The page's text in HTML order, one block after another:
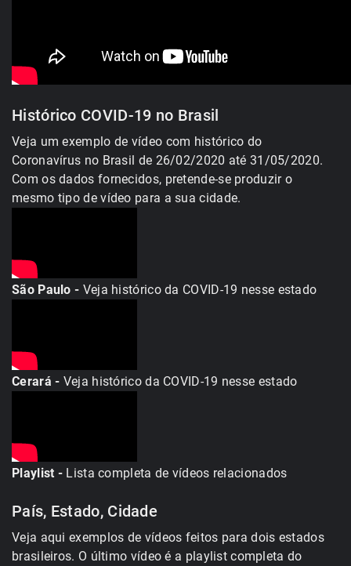
Histórico COVID-19 no Brasil
Veja um exemplo de vídeo com histórico do
Coronavírus no Brasil de 26/02/2020 até 31/05/2020.
Com os dados fornecidos, pretende-se produzir o
mesmo tipo de vídeo para a sua cidade.
São Paulo - Veja histórico da COVID-19 nesse estado
Cerará - Veja histórico da COVID-19 nesse estado
Playlist - Lista completa de vídeos relacionados
País, Estado, Cidade
Veja aqui exemplos de vídeos feitos para dois estados
brasileiros. O último vídeo é a playlist completa do